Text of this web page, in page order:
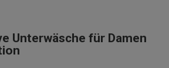
Unterwäsche für Damen